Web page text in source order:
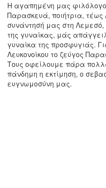
Η αγαπημένη μας
Παρασκευά, ποιήτρια, τέως
συνάντησή μας στη Λεμεσό,
της γυναίκας, μάς
γυναίκα της προσφυγιάς.
Λευκονοίκου το ζεύγος
Τους οφείλουμε πάρα
πάνδημη η εκτίμηση, ο
ευγνωμοσύνη μας.